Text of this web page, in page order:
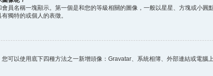
員名稱一塊顯示。第一個是和您的等級相關的圖像，一般以星星、方塊或小
獨特的或個人的表徵。
可以使用底下四種方法之一新增頭像：Gravatar、系統相簿、外部連結或電